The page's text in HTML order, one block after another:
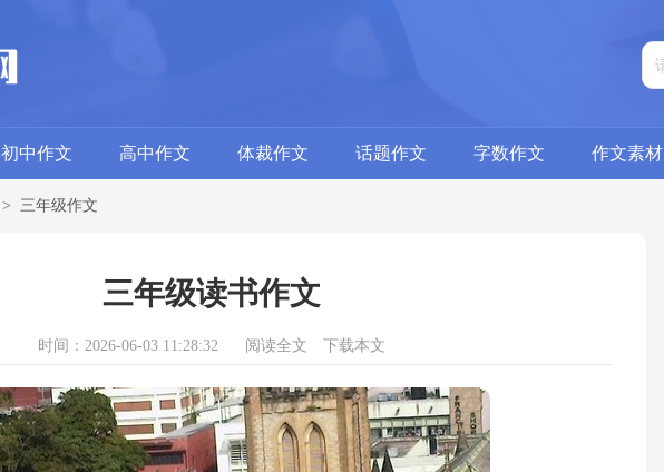
初中作文 高中作文 体裁作文 话题作文 字数作文 作文素材
> 三年级作文
三年级读书作文
时间：2026-06-03 11:28:32 阅读全文 下载本文